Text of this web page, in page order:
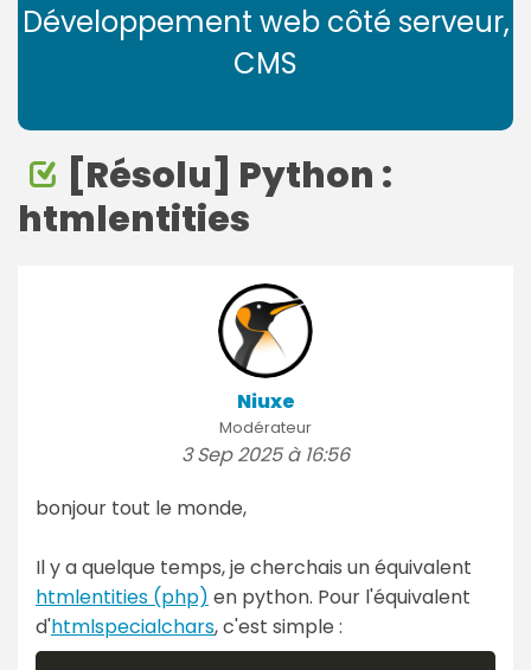
Développement web côté serveur,
CMS
[Résolu] Python :
htmlentities
Niuxe
Modérateur
3 Sep 2025 à 16:56
bonjour tout le monde,
Il y a quelque temps, je cherchais un équivalent
htmlentities (php) en python. Pour l'équivalent
d'htmlspecialchars, c'est simple :